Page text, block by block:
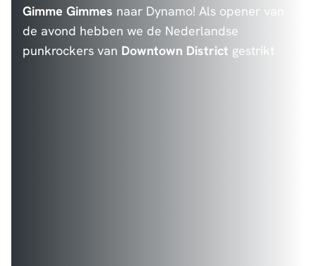
Gimme Gimmes naar Dynamo! Als opener van
de avond hebben we de Nederlandse
punkrockers van Downtown District gestrikt